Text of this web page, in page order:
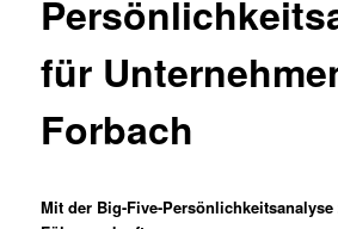
für
Forbach
Mit der Big-Five-Persönlichkeitsanalyse